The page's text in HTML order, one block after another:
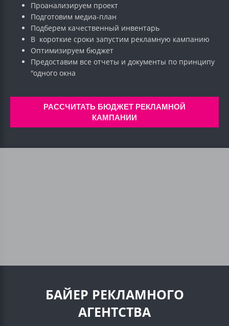
Проанализируем проект
Подготовим медиа-план
Подберем качественный инвентарь
В короткие сроки запустим рекламную кампанию
Оптимизируем бюджет
Предоставим все отчеты и документы по принципу
"одного окна
РАССЧИТАТЬ БЮДЖЕТ РЕКЛАМНОЙ
КАМПАНИИ
БАЙЕР РЕКЛАМНОГО
АГЕНТСТВА